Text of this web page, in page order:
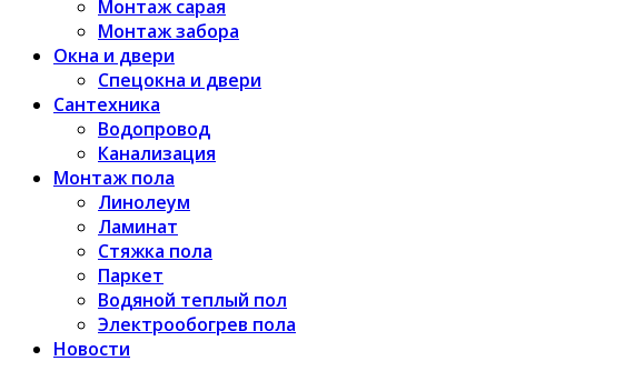
Монтаж сарая
Монтаж забора
Окна и двери
Спецокна и двери
Сантехника
Водопровод
Канализация
Монтаж пола
Линолеум
Ламинат
Стяжка пола
Паркет
Водяной теплый пол
Электрообогрев пола
Новости